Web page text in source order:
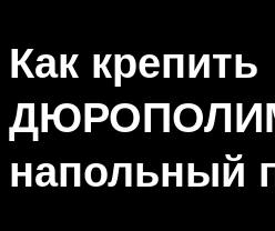
Как крепить
напольный